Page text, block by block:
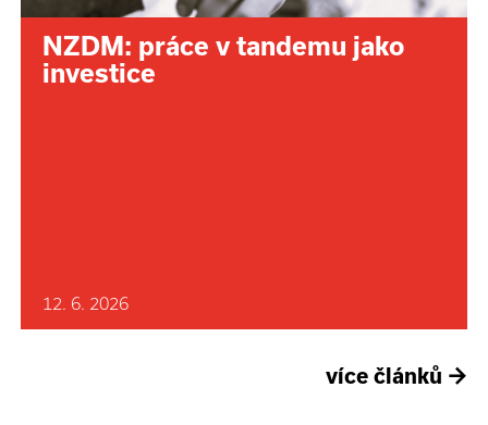
NZDM: práce v tandemu jako
investice
12. 6. 2026
více článků →